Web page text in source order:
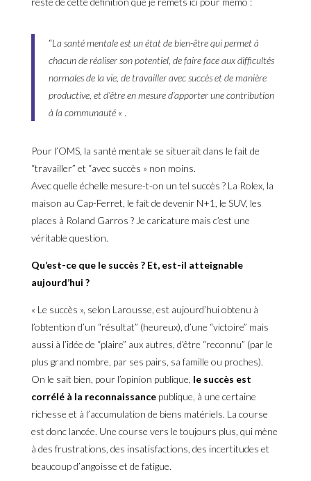
“La santé mentale est un état de bien-être qui permet à
chacun de réaliser son potentiel, de faire face aux difficultés
normales de la vie, de travailler avec succès et de manière
productive, et d’être en mesure d’apporter une contribution
à la communauté« .
Pour l’OMS, la santé mentale se situerait dans le fait de
“travailler” et “avec succès » non moins.
Avec quelle échelle mesure-t-on un tel succès ? La Rolex, la
maison au Cap-Ferret, le fait de devenir N+1, le SUV, les
places à Roland Garros ? Je caricature mais c’est une
véritable question.
Qu’est-ce que le succès ? Et, est-il atteignable
aujourd’hui ?
« Le succès », selon Larousse, est aujourd’hui obtenu à
l’obtention d’un “résultat” (heureux), d’une “victoire” mais
aussi à l’idée de “plaire” aux autres, d’être “reconnu” (par le
plus grand nombre, par ses pairs, sa famille ou proches).
On le sait bien, pour l’opinion publique, le succès est
corrélé à la reconnaissancepublique, à une certaine
richesse et à l’accumulation de biens matériels. La course
est donc lancée. Une course vers le toujours plus, qui mène
à des frustrations, des insatisfactions, des incertitudes et
beaucoup d’angoisse et de fatigue.